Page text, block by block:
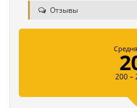
Отзывы
200 –